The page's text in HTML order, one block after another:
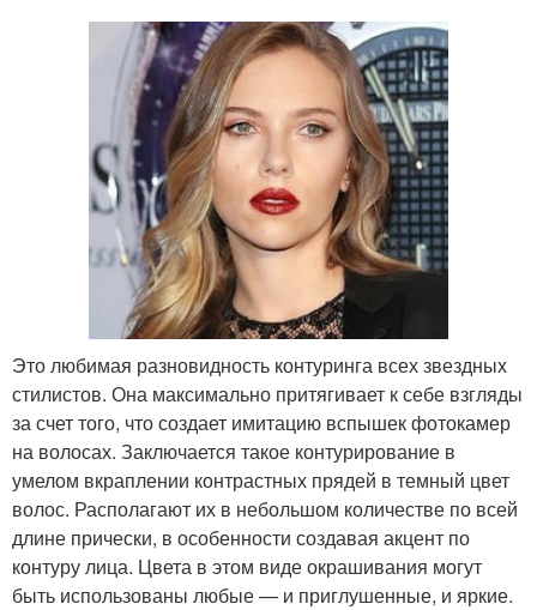
Это любимая разновидность контуринга всех звездных
стилистов. Она максимально притягивает к себе взгляды
за счет того, что создает имитацию вспышек фотокамер
на волосах. Заключается такое контурирование в
умелом вкраплении контрастных прядей в темный цвет
волос. Располагают их в небольшом количестве по всей
длине прически, в особенности создавая акцент по
контуру лица. Цвета в этом виде окрашивания могут
быть использованы любые — и приглушенные, и яркие.